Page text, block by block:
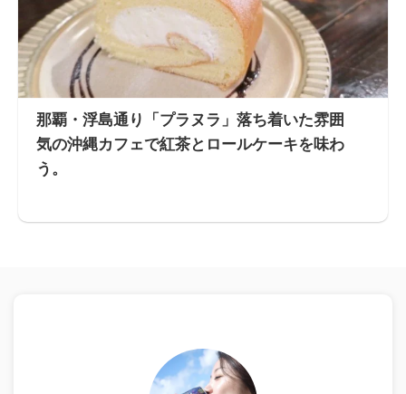
那覇・浮島通り「プラヌラ」落ち着いた雰囲
気の沖縄カフェで紅茶とロールケーキを味わ
う。